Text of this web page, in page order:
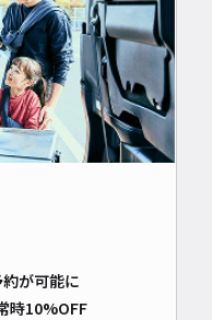
が可能に
時10%OFF